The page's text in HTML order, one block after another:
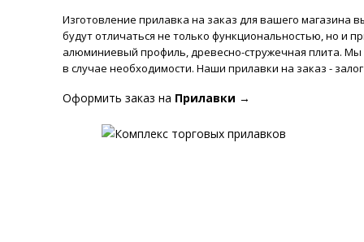
Изготовление прилавка на заказ для вашего
будут отличаться не только функциональностью, но и
алюминиевый профиль, древесно-стружечная плита.
в случае необходимости. Наши прилавки на заказ -
Оформить заказ на Прилавки →